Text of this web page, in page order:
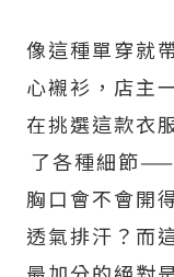
像這種單穿就
心襯衫，店主
在挑選這款衣
了各種細節
胸口會不會開
透氣排汗？而